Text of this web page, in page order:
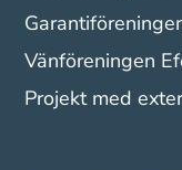
Vänföreningen
Projekt med